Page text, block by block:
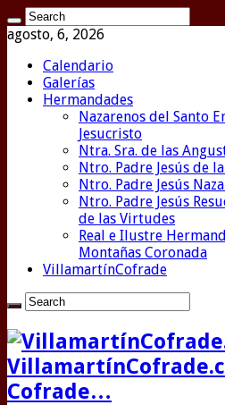
agosto, 6, 2026
Calendario
Galerías
Hermandades
Nazarenos del Santo
Jesucristo
Ntra. Sra. de las
Ntro. Padre Jesús de
Ntro. Padre Jesús
Ntro. Padre Jesús
de las Virtudes
Real e Ilustre
Montañas Coronada
VillamartínCofrade
Cofrade…